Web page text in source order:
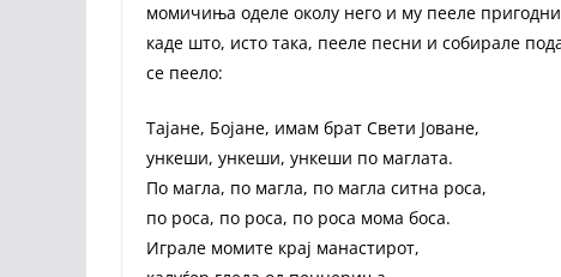
момичиња оделе околу него и му пееле
каде што, исто така, пееле песни и собирале
се пеело:
Тајане, Бојане, имам брат Свети Јоване,
ункеши, ункеши, ункеши по маглата.
По магла, по магла, по магла ситна роса,
по роса, по роса, по роса мома боса.
Играле момите крај манастирот,